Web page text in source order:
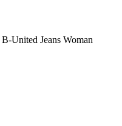
B-United Jeans Woman